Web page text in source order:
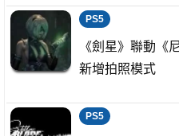
PS5
《劍星》聯動《
新增拍照模式
PS5